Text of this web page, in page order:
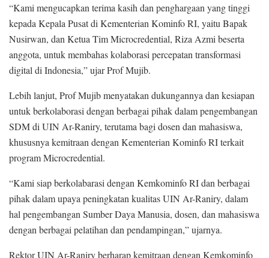
“Kami mengucapkan terima kasih dan penghargaan yang tinggi
kepada Kepala Pusat di Kementerian Kominfo RI, yaitu Bapak
Nusirwan, dan Ketua Tim Microcredential, Riza Azmi beserta
anggota, untuk membahas kolaborasi percepatan transformasi
digital di Indonesia,” ujar Prof Mujib.
Lebih lanjut, Prof Mujib menyatakan dukungannya dan kesiapan
untuk berkolaborasi dengan berbagai pihak dalam pengembangan
SDM di UIN Ar-Raniry, terutama bagi dosen dan mahasiswa,
khususnya kemitraan dengan Kementerian Kominfo RI terkait
program Microcredential.
“Kami siap berkolabarasi dengan Kemkominfo RI dan berbagai
pihak dalam upaya peningkatan kualitas UIN Ar-Raniry, dalam
hal pengembangan Sumber Daya Manusia, dosen, dan mahasiswa
dengan berbagai pelatihan dan pendampingan,” ujarnya.
Rektor UIN Ar-Raniry berharap kemitraan dengan Kemkominfo